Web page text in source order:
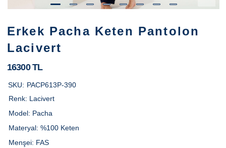
Erkek Pacha Keten Pantolon
Lacivert
16300 TL
SKU: PACP613P-390
Renk: Lacivert
Model: Pacha
Materyal: %100 Keten
Menşei: FAS